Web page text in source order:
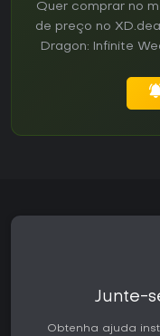
Quer comprar no
de preço no
Dragon: Infinite
Junte-
Obtenha ajuda